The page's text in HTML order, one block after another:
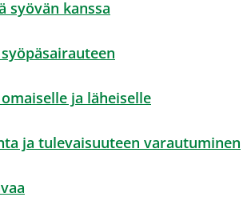
syövän kanssa
ja läheiselle
ja tulevaisuuteen varautuminen